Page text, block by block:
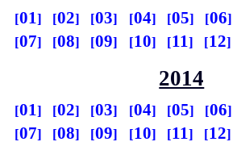
01 02 03 04 05
06
07
08 09 10 11 12
2014
01 02 03 04 05
06
07
08 09 10 11 12